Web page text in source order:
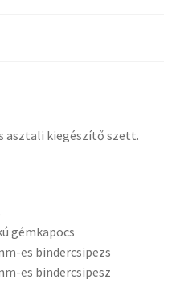
asztali kiegészítő szett.
gémkapocs
es bindercsipezs
es bindercsipesz